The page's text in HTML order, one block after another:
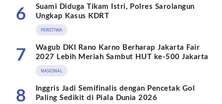
6
Suami Diduga Tikam Istri, Polres Sarolangun
Ungkap Kasus KDRT
PERISTIWA
7
Wagub DKI Rano Karno Berharap Jakarta Fair
2027 Lebih Meriah Sambut HUT ke-500 Jakarta
NASIONAL
8
Inggris Jadi Semifinalis dengan Pencetak Gol
Paling Sedikit di Piala Dunia 2026